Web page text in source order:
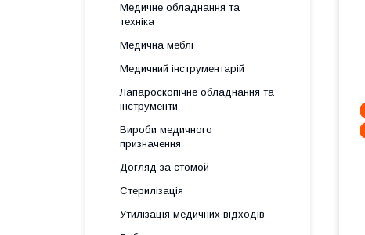
Медичне обладнання та
техніка
Медична меблі
Медичний інструментарій
Лапароскопічне обладнання та
інструменти
Вироби медичного
призначення
Догляд за стомой
Стерилізація
Утилізація медичних відходів